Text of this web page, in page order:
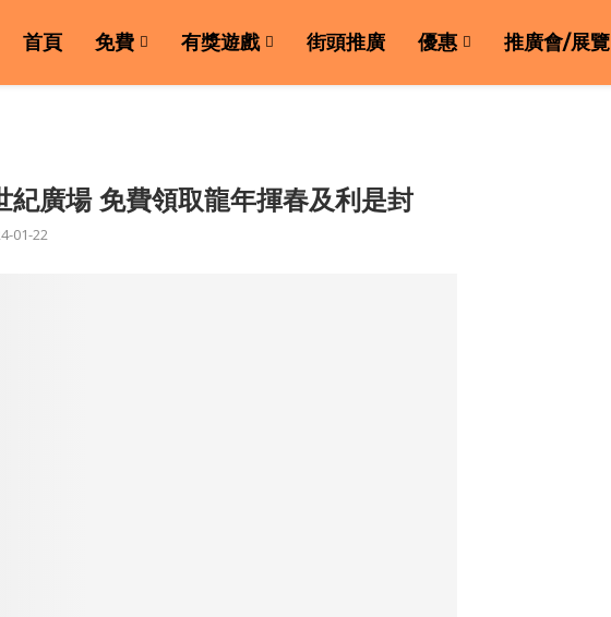
首頁 免費 有獎遊戲 街頭推廣 優惠 推廣會/展覽
紀廣場 免費領取龍年揮春及利是封
01-22